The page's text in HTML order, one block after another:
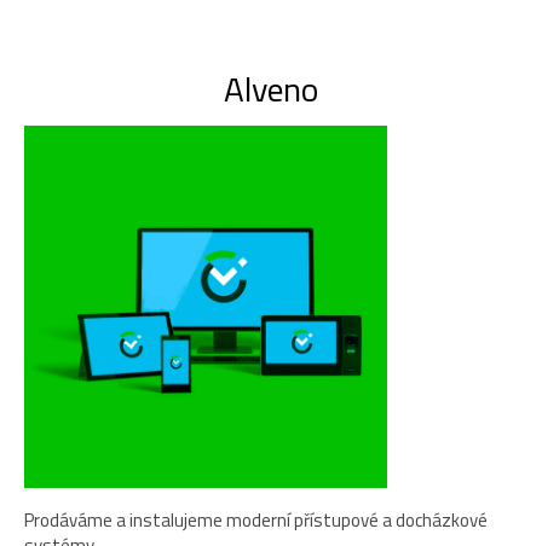
Alveno
Prodáváme a instalujeme moderní přístupové a docházkové